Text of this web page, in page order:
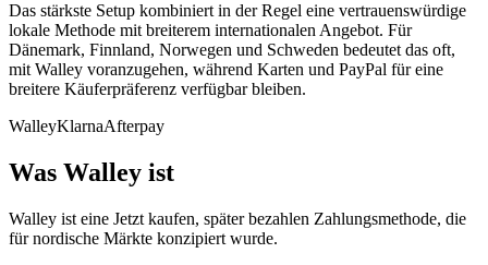
Das stärkste Setup kombiniert in der Regel eine vertrauenswürdige
lokale Methode mit breiterem internationalen Angebot. Für
Dänemark, Finnland, Norwegen und Schweden bedeutet das oft,
mit Walley voranzugehen, während Karten und PayPal für eine
breitere Käuferpräferenz verfügbar bleiben.
WalleyKlarnaAfterpay
Was Walley ist
Walley ist eine Jetzt kaufen, später bezahlen Zahlungsmethode, die
für nordische Märkte konzipiert wurde.